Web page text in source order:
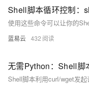
Shell脚本循环控制：
蓝易云 432
无需Python：Shell脚